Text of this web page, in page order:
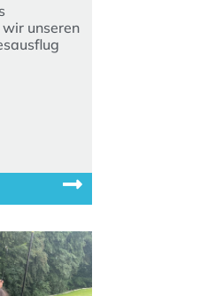
unseren